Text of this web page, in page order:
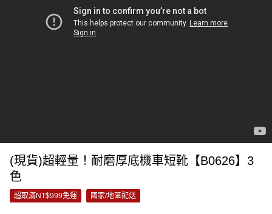
(現貨)超輕量！耐磨厚底機車短靴【B0626】3
色
超取滿NT$999免運 國家/地區配送